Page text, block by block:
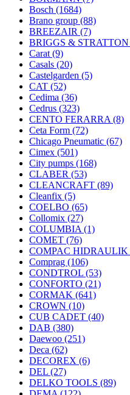
Bosch (1684)
Brano group (88)
BREEZAIR (7)
BRIGGS & STRATTON
Carat (9)
Casals (20)
Castelgarden (5)
CAT (52)
Cedima (36)
Cedrus (323)
CENTO FERARRA (8)
Ceta Form (72)
Chicago Pneumatic (67)
Cimex (501)
City pumps (168)
CLABER (53)
CLEANCRAFT (89)
Cleanfix (5)
COELBO (65)
Collomix (27)
COLUMBIA (1)
COMET (76)
COMPAC HIDRAULIK
Comprag (106)
CONDTROL (53)
CONFORTO (21)
CORMAK (641)
CROWN (10)
CUB CADET (40)
DAB (380)
Daewoo (251)
Deca (62)
DECOREX (6)
DEL (27)
DELKO TOOLS (89)